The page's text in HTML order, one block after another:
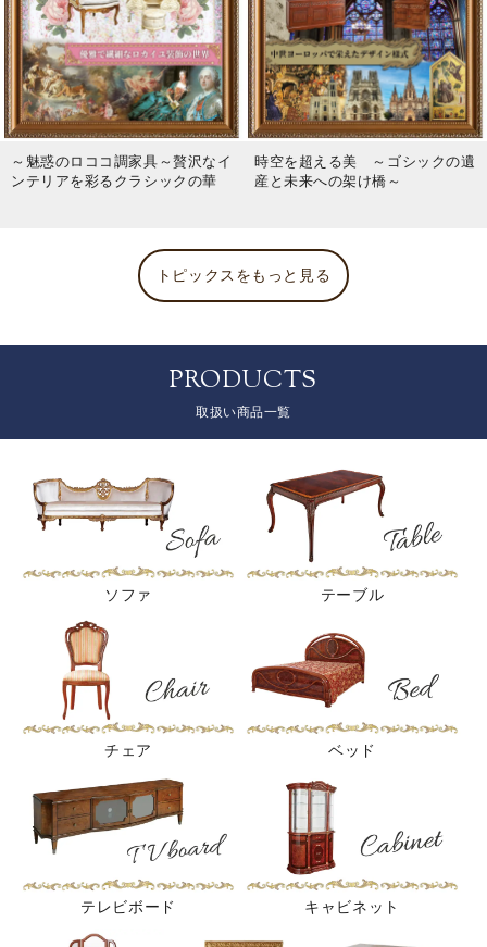
～魅惑のロココ調家具～贅沢なイ
ンテリアを彩るクラシックの華
時空を超える美 ～ゴシックの遺
産と未来への架け橋～
トピックスをもっと見る
PRODUCTS
取扱い商品一覧
ソファ テーブル
チェア ベッド
テレビボード キャビネット